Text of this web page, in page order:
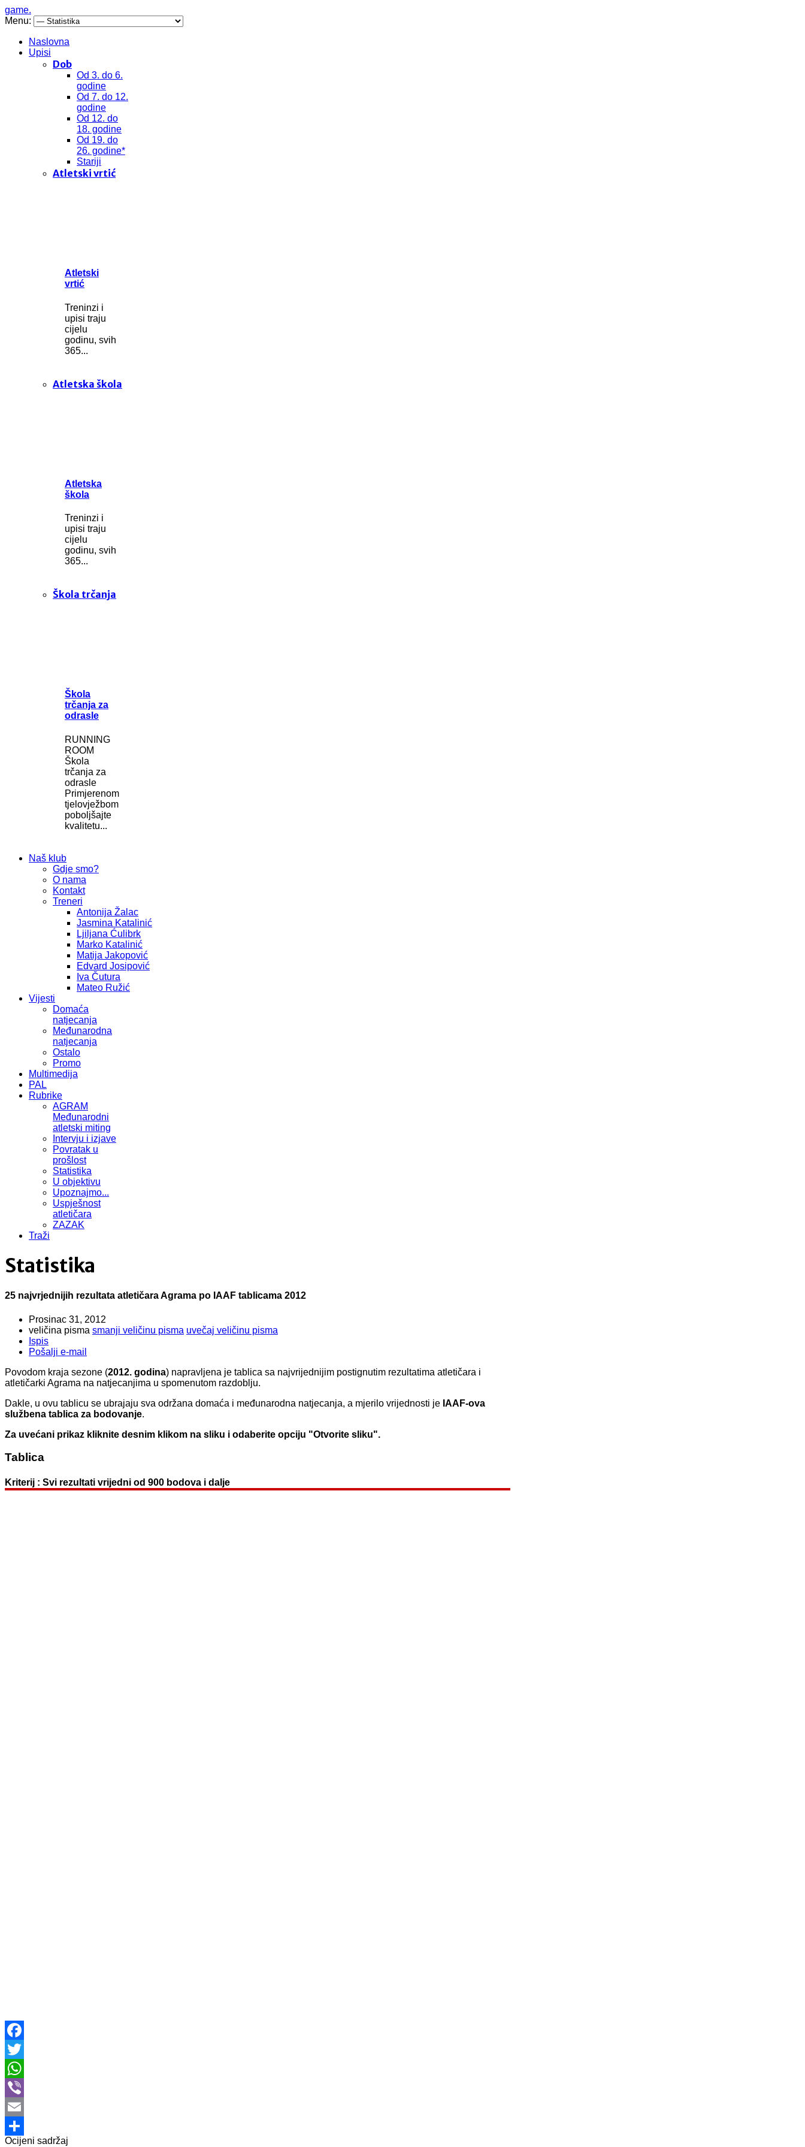
game.
Menu:
Naslovna
Upisi
Dob
Od 3. do 6.
godine
Od 7. do 12.
godine
Od 12. do
18. godine
Od 19. do
26. godine*
Stariji
Atletski vrtić
Atletski
vrtić
Treninzi i
upisi traju
cijelu
godinu, svih
365...
Atletska škola
Atletska
škola
Treninzi i
upisi traju
cijelu
godinu, svih
365...
Škola trčanja
Škola
trčanja za
odrasle
RUNNING
ROOM
Škola
trčanja za
odrasle
Primjerenom
tjelovježbom
poboljšajte
kvalitetu...
Naš klub
Gdje smo?
O nama
Kontakt
Treneri
Antonija Žalac
Jasmina Katalinić
Ljiljana Ćulibrk
Marko Katalinić
Matija Jakopović
Edvard Josipović
Iva Čutura
Mateo Ružić
Vijesti
Domaća
natjecanja
Međunarodna
natjecanja
Ostalo
Promo
Multimedija
PAL
Rubrike
AGRAM
Međunarodni
atletski miting
Intervju i izjave
Povratak u
prošlost
Statistika
U objektivu
Upoznajmo...
Uspješnost
atletičara
ZAZAK
Traži
Statistika
25 najvrjednijih rezultata atletičara Agrama po IAAF tablicama 2012
Prosinac 31, 2012
veličina pisma smanji veličinu pisma uvečaj veličinu pisma
Ispis
Pošalji e-mail
Povodom kraja sezone (2012. godina) napravljena je tablica sa najvrijednijim postignutim rezultatima atletičara i
atletičarki Agrama na natjecanjima u spomenutom razdoblju.
Dakle, u ovu tablicu se ubrajaju sva održana domaća i međunarodna natjecanja, a mjerilo vrijednosti je IAAF-ova
službena tablica za bodovanje.
Za uvećani prikaz kliknite desnim klikom na sliku i odaberite opciju "Otvorite sliku".
Tablica
Kriterij : Svi rezultati vrijedni od 900 bodova i dalje
Facebook
Twitter
WhatsApp
Viber
Email
Ocijeni sadržaj